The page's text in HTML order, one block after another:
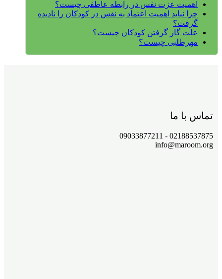
اهمیت عزت نفس در رابطه عاطفی چیست؟
چرا نباید اهمیت اعتماد به نفس در کودکان را نادیده
گرفت؟
علت گاز گرفتن کودکان چیست؟
مهرطلبی چیست؟
تماس با ما
02188537875 - 09033877211
info@maroom.org